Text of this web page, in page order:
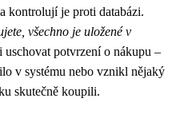
kontrolují je proti databázi.
všechno je uložené v
uschovat potvrzení o nákupu –
v systému nebo vznikl nějaký
skutečně koupili.